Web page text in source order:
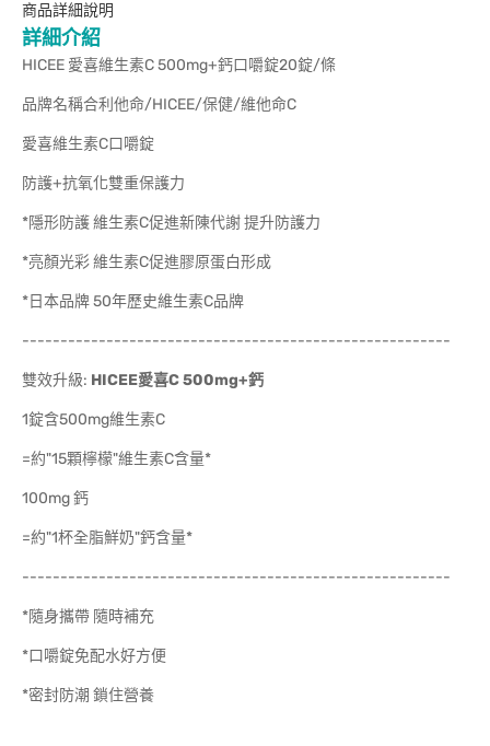
商品詳細說明
詳細介紹
HICEE 愛喜維生素C 500mg+鈣口嚼錠20錠/條
品牌名稱合利他命/HICEE/保健/維他命C
愛喜維生素C口嚼錠
防護+抗氧化雙重保護力
*隱形防護 維生素C促進新陳代謝 提升防護力
*亮顏光彩 維生素C促進膠原蛋白形成
*日本品牌 50年歷史維生素C品牌
--------------------------------------------------------
雙效升級: HICEE愛喜C 500mg+鈣
1錠含500mg維生素C
=約"15顆檸檬"維生素C含量*
100mg 鈣
=約"1杯全脂鮮奶"鈣含量*
--------------------------------------------------------
*隨身攜帶 隨時補充
*口嚼錠免配水好方便
*密封防潮 鎖住營養